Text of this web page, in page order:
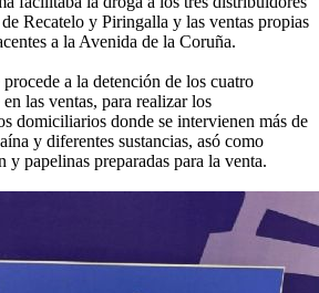
Recatelo y Piringalla y las ventas propias
a la Avenida de la Coruña.
a la detención de los cuatro
las ventas, para realizar los
domiciliarios donde se intervienen más de
y diferentes sustancias, asó como
y papelinas preparadas para la venta.